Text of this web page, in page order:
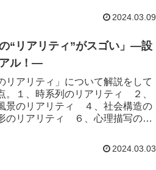
2024.03.09
“リアリティ”がスゴい」―設
ル！―
リアリティ」について解説をして
。１、時系列のリアリティ ２、
景のリアリティ ４、社会構造の
のリアリティ ６、心理描写のリ
2024.03.03